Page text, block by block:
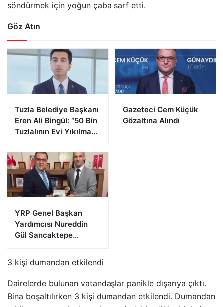
söndürmek için yoğun çaba sarf etti.
Göz Atın
Tuzla Belediye Başkanı
Eren Ali Bingül: “50 Bin
Tuzlalının Evi Yıkılma
Gazeteci Cem Küçük
Gözaltına Alındı
YRP Genel Başkan
Yardımcısı Nureddin
Gül Sancaktepe
Geldi
3 kişi dumandan etkilendi
Dairelerde bulunan vatandaşlar panikle dışarıya çıktı.
Bina boşaltılırken 3 kişi dumandan etkilendi. Dumandan